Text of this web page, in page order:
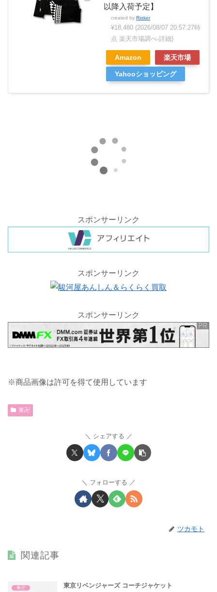
以降入荷予定】
created by Rinker
¥18,480 (2026/08/07 20:57:27時
点 楽天市場調べ-詳細)
Amazon 楽天市場
Yahooショッピング
スポンサーリンク
スポンサーリンク
スポンサーリンク
※商品画像は許可を得て使用しています
東卍
シェアする
フォローする
ツカモト
関連記事
東卍 東京リベンジャーズ コーチジャケット